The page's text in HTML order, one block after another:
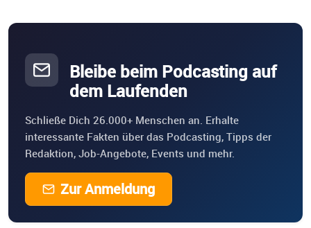
Bleibe beim Podcasting auf
dem Laufenden
Schließe Dich 26.000+ Menschen an. Erhalte
interessante Fakten über das Podcasting, Tipps der
Redaktion, Job-Angebote, Events und mehr.
Zur Anmeldung